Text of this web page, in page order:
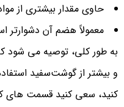
حاوی مقدار بیشتری از
معمولاً هضم آن دشوارتر
به طور کلی، توصیه می شود
و بیشتر از گوشت‌سفید
کنید، سعی کنید قسمت های